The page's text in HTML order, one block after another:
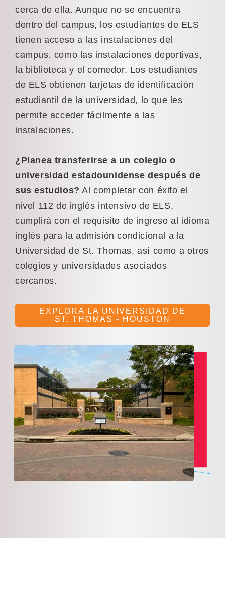
cerca de ella. Aunque no se encuentra
dentro del campus, los estudiantes de ELS
tienen acceso a las instalaciones del
campus, como las instalaciones deportivas,
la biblioteca y el comedor. Los estudiantes
de ELS obtienen tarjetas de identificación
estudiantil de la universidad, lo que les
permite acceder fácilmente a las
instalaciones.
¿Planea transferirse a un colegio o
universidad estadounidense después de
sus estudios? Al completar con éxito el
nivel 112 de inglés intensivo de ELS,
cumplirá con el requisito de ingreso al idioma
inglés para la admisión condicional a la
Universidad de St. Thomas, así como a otros
colegios y universidades asociados
cercanos.
EXPLORA LA UNIVERSIDAD DE
ST. THOMAS - HOUSTON